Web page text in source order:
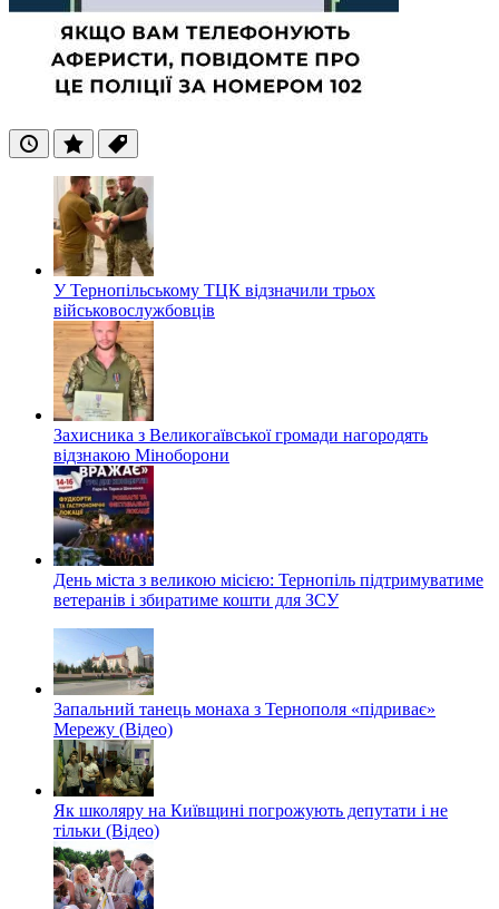
ОстанніПопулярні
Теги
У Тернопільському ТЦК відзначили трьох
військовослужбовців
Захисника з Великогаївської громади нагородять
відзнакою Міноборони
День міста з великою місією: Тернопіль підтримуватиме
ветеранів і збиратиме кошти для ЗСУ
Запальний танець монаха з Тернополя «підриває»
Мережу (Відео)
Як школяру на Київщині погрожують депутати і не
тільки (Відео)